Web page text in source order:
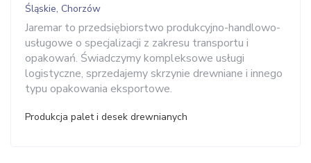
Śląskie, Chorzów
Jaremar to przedsiębiorstwo produkcyjno-handlowo-
usługowe o specjalizacji z zakresu transportu i
opakowań. Świadczymy kompleksowe usługi
logistyczne, sprzedajemy skrzynie drewniane i innego
typu opakowania eksportowe.
Produkcja palet i desek drewnianych